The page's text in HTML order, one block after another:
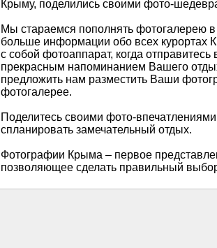
Крыму, поделились своими фото-
Мы стараемся пополнять фотогалерею
больше информации обо всех курортах
с собой фотоаппарат, когда
прекрасным напоминанием Вашего
предложить нам разместить Ваши
фотогалерее.
Поделитесь своими фото-
спланировать замечательный отдых.
Фотографии Крыма – первое
позволяющее сделать правильный